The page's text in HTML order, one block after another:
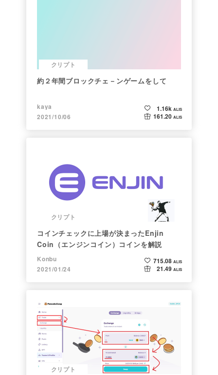
クリプト
約２年間ブロックチェ－ンゲームをして
kaya
2021/10/06
1.16k ALIS
161.20 ALIS
クリプト
コインチェックに上場が決まったEnjin
Coin（エンジンコイン）コインを解説
Konbu
2021/01/24
715.08 ALIS
21.49 ALIS
クリプト